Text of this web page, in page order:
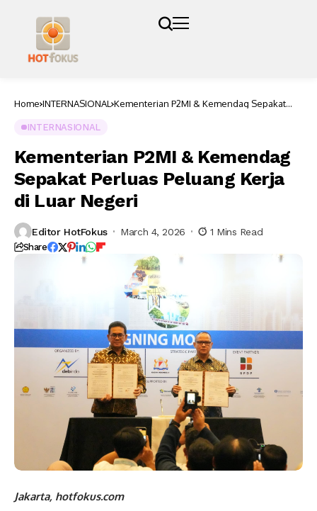
Home INTERNASIONAL Kementerian P2MI & Kemendag Sepakat
INTERNASIONAL
Kementerian P2MI & Kemendag
Sepakat Perluas Peluang Kerja
di Luar Negeri
Editor HotFokus March 4, 2026 1 Mins Read
Share
Jakarta, hotfokus.com